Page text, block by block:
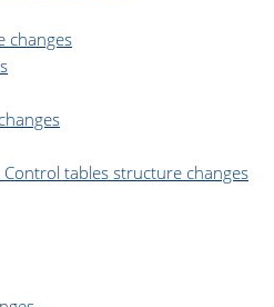
changes
tables structure changes